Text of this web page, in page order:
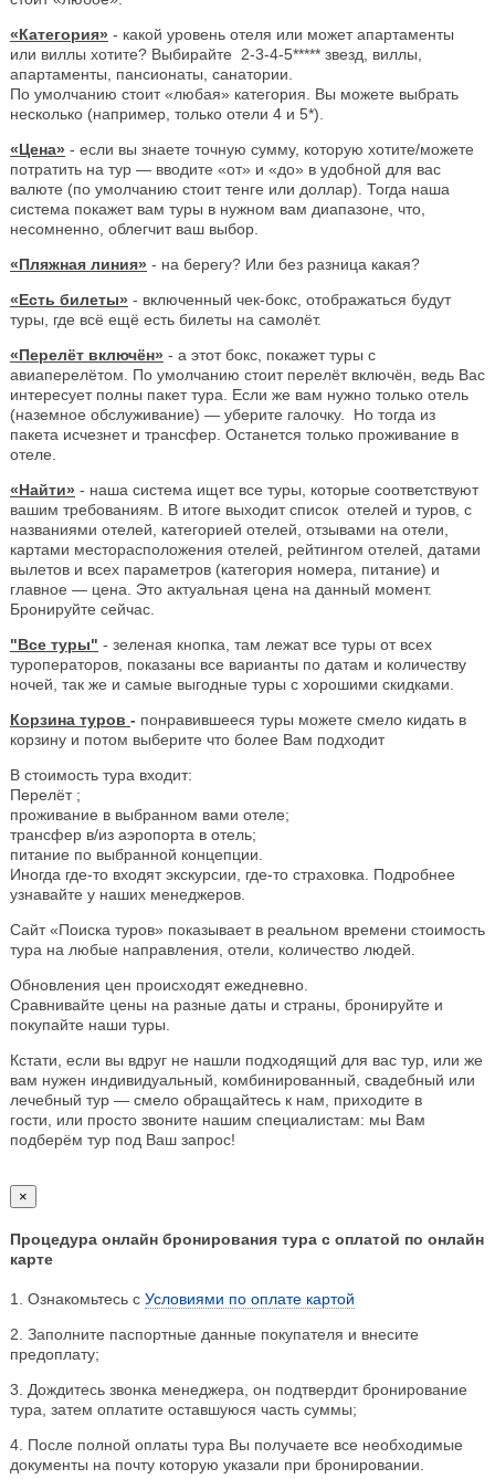
«Категория» - какой уровень отеля или может апартаменты
или виллы хотите? Выбирайте 2-3-4-5***** звезд, виллы,
апартаменты, пансионаты, санатории.
По умолчанию стоит «любая» категория. Вы можете выбрать
несколько (например, только отели 4 и 5*).
«Цена» - если вы знаете точную сумму, которую хотите/можете
потратить на тур — вводите «от» и «до» в удобной для вас
валюте (по умолчанию стоит тенге или доллар). Тогда наша
система покажет вам туры в нужном вам диапазоне, что,
несомненно, облегчит ваш выбор.
«Пляжная линия» - на берегу? Или без разница какая?
«Есть билеты» - включенный чек-бокс, отображаться будут
туры, где всё ещё есть билеты на самолёт.
«Перелёт включён» - а этот бокс, покажет туры с
авиаперелётом. По умолчанию стоит перелёт включён, ведь Вас
интересует полны пакет тура. Если же вам нужно только отель
(наземное обслуживание) — уберите галочку. Но тогда из
пакета исчезнет и трансфер. Останется только проживание в
отеле.
«Найти» - наша система ищет все туры, которые соответствуют
вашим требованиям. В итоге выходит список отелей и туров, с
названиями отелей, категорией отелей, отзывами на отели,
картами месторасположения отелей, рейтингом отелей, датами
вылетов и всех параметров (категория номера, питание) и
главное — цена. Это актуальная цена на данный момент.
Бронируйте сейчас.
"Все туры" - зеленая кнопка, там лежат все туры от всех
туроператоров, показаны все варианты по датам и количеству
ночей, так же и самые выгодные туры с хорошими скидками.
Корзина туров - понравившееся туры можете смело кидать в
корзину и потом выберите что более Вам подходит
В стоимость тура входит:
Перелёт ;
проживание в выбранном вами отеле;
трансфер в/из аэропорта в отель;
питание по выбранной концепции.
Иногда где-то входят экскурсии, где-то страховка. Подробнее
узнавайте у наших менеджеров.
Сайт «Поиска туров» показывает в реальном времени стоимость
тура на любые направления, отели, количество людей.
Обновления цен происходят ежедневно.
Сравнивайте цены на разные даты и страны, бронируйте и
покупайте наши туры.
Кстати, если вы вдруг не нашли подходящий для вас тур, или же
вам нужен индивидуальный, комбинированный, свадебный или
лечебный тур — смело обращайтесь к нам, приходите в
гости, или просто звоните нашим специалистам: мы Вам
подберём тур под Ваш запрос!
×
Процедура онлайн бронирования тура с оплатой по онлайн
карте
1. Ознакомьтесь с Условиями по оплате картой
2. Заполните паспортные данные покупателя и внесите
предоплату;
3. Дождитесь звонка менеджера, он подтвердит бронирование
тура, затем оплатите оставшуюся часть суммы;
4. После полной оплаты тура Вы получаете все необходимые
документы на почту которую указали при бронировании.